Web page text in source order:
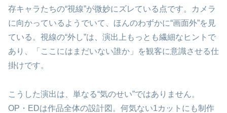
存キャラたちの“視線”が微妙にズレている点です。カメラ
に向かっているようでいて、ほんのわずかに“画面外”を見
ている。視線の“外し”は、演出上もっとも繊細なヒントで
あり、「ここにはまだいない誰か」を観客に意識させる仕
掛けです。
こうした演出は、単なる“気のせい”ではありません。
OP・EDは作品全体の設計図。何気ない1カットにも制作